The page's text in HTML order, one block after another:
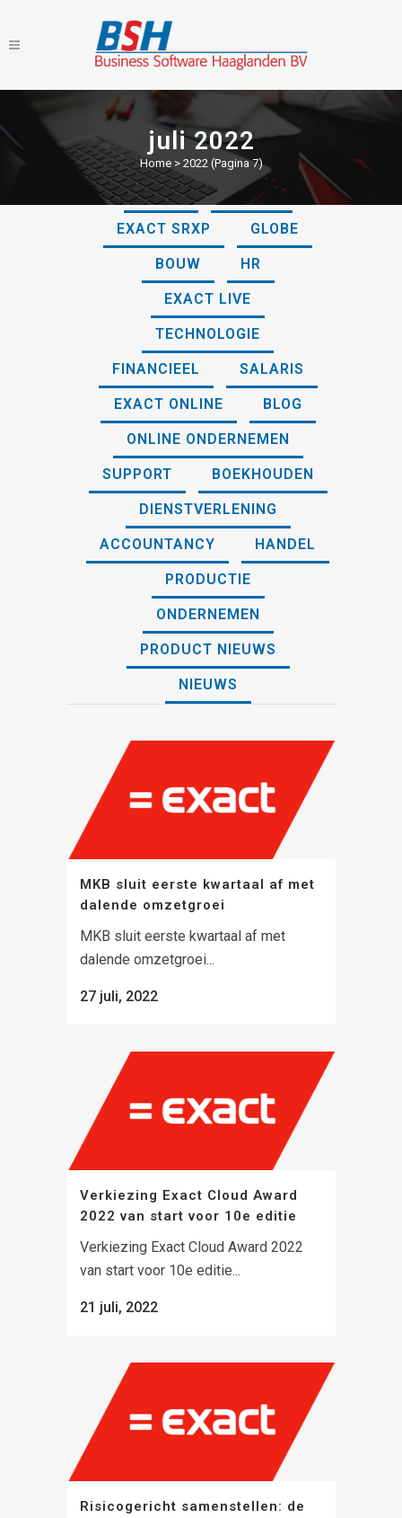
juli 2022
Home> 2022(Pagina 7)
ALLES ONLINE
EXACT SRXP GLOBE
BOUW HR
EXACT LIVE
TECHNOLOGIE
FINANCIEEL SALARIS
EXACT ONLINE BLOG
ONLINE ONDERNEMEN
SUPPORT BOEKHOUDEN
DIENSTVERLENING
ACCOUNTANCY HANDEL
PRODUCTIE
ONDERNEMEN
PRODUCT NIEUWS
NIEUWS
MKB sluit eerste kwartaal af met
dalende omzetgroei
MKB sluit eerste kwartaal af met
dalende omzetgroei...
27 juli, 2022
Verkiezing Exact Cloud Award
2022 van start voor 10e editie
Verkiezing Exact Cloud Award 2022
van start voor 10e editie...
21 juli, 2022
Risicogericht samenstellen: de